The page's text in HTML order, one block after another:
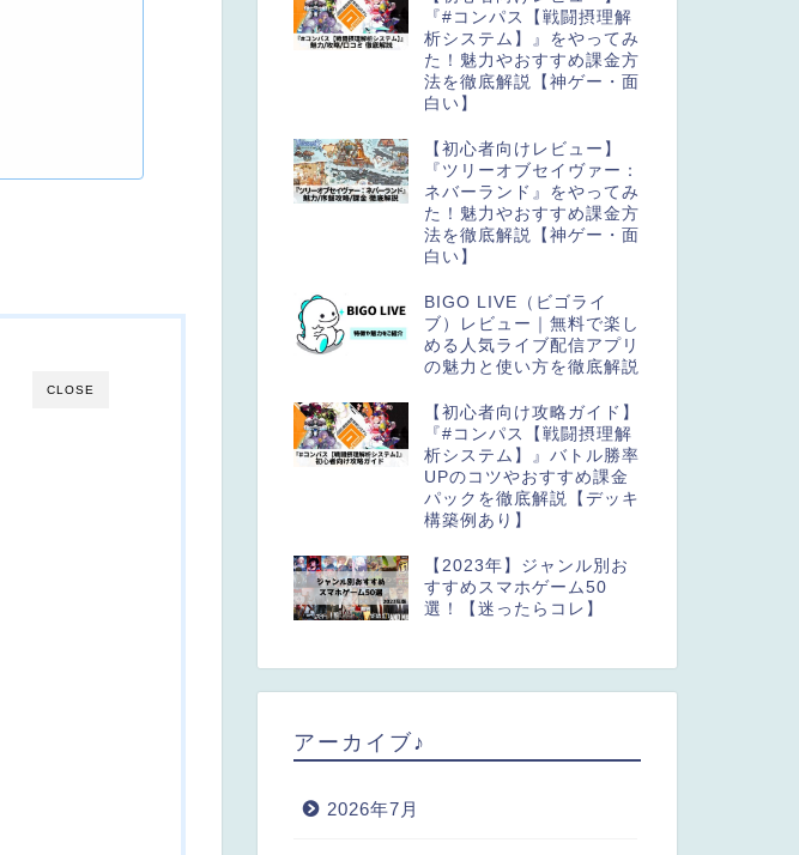
CLOSE
『#コンパス【戦闘摂理解
析システム】』をやってみ
た！魅力やおすすめ課金方
法を徹底解説【神ゲー・面
白い】
【初心者向けレビュー】
『ツリーオブセイヴァー：
ネバーランド』をやってみ
た！魅力やおすすめ課金方
法を徹底解説【神ゲー・面
白い】
BIGO LIVE（ビゴライ
ブ）レビュー｜無料で楽し
める人気ライブ配信アプリ
の魅力と使い方を徹底解説
【初心者向け攻略ガイド】
『#コンパス【戦闘摂理解
析システム】』バトル勝率
UPのコツやおすすめ課金
パックを徹底解説【デッキ
構築例あり】
【2023年】ジャンル別お
すすめスマホゲーム50
選！【迷ったらコレ】
アーカイブ♪
2026年7月